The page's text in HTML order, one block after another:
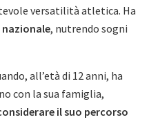
versatilità atletica. Ha
, nutrendo sogni
all’età di 12 anni, ha
con la sua famiglia,
il suo percorso